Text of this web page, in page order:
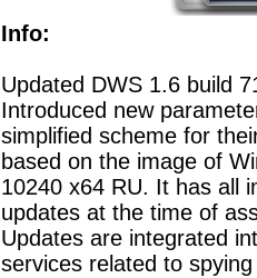
Info:
Updated DWS 1.6 build
Introduced new
simplified scheme for
based on the image of
10240 x64 RU. It has all
updates at the time of
Updates are integrated
services related to